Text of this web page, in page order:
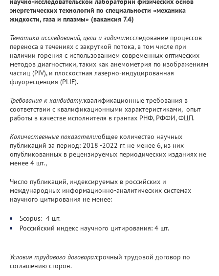
энергетических технологий по специальности «механика
жидкости, газа и плазмы» (вакансия 7.4)
Тематика исследований, цели и задачи:исследование процессов
переноса в течениях с закруткой потока, в том числе при
наличии горения с использованием современных оптических
методов диагностики, таких как анемометрия по изображениям
частиц (PIV), и плоскостная лазерно-индуцированная
флуоресценция (PLIF).
Требования к кандидату:квалификационные требования в
соответствии с квалификационными характеристиками, опыт
работы в качестве исполнителя в грантах РНФ, РФФИ, ФЦП.
Количественные показатели:общее количество научных
публикаций за период: 2018 -2022 гг. не менее 6, из них
опубликованных в рецензируемых периодических изданиях не
менее 4 шт.,
Число публикаций, индексируемых в российских и
международных информационно-аналитических системах
научного цитирования не менее:
Scopus: 4 шт.
Российский индекс научного цитирования: 4 шт.
Условия трудового договора:срочный трудовой договор по
соглашению сторон.